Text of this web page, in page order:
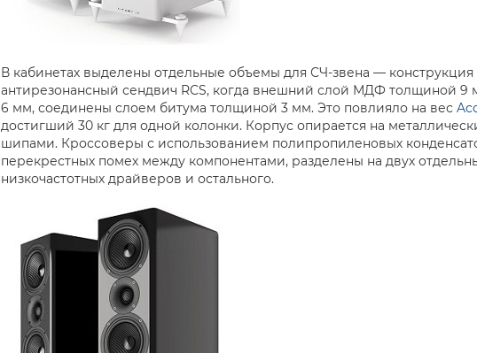
В кабинетах выделены отдельные объемы для СЧ-звена — конструкция
антирезонансный сендвич RCS, когда внешний слой МДФ толщиной
6 мм, соединены слоем битума толщиной 3 мм. Это повлияло на вес
достигший 30 кг для одной колонки. Корпус опирается на
шипами. Кроссоверы с использованием полипропиленовых
перекрестных помех между компонентами, разделены на двух
низкочастотных драйверов и остального.